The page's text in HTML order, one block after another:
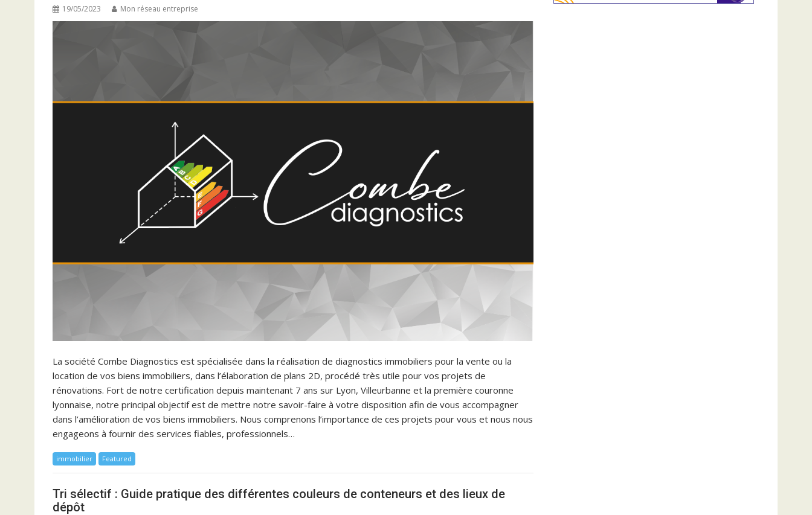
19/05/2023 Mon réseau entreprise
La société Combe Diagnostics est spécialisée dans la réalisation de diagnostics immobiliers pour la vente ou la
location de vos biens immobiliers, dans l’élaboration de plans 2D, procédé très utile pour vos projets de
rénovations. Fort de notre certification depuis maintenant 7 ans sur Lyon, Villeurbanne et la première couronne
lyonnaise, notre principal objectif est de mettre notre savoir-faire à votre disposition afin de vous accompagner
dans l’amélioration de vos biens immobiliers. Nous comprenons l’importance de ces projets pour vous et nous nous
engageons à fournir des services fiables, professionnels…
immobilier Featured
Tri sélectif : Guide pratique des différentes couleurs de conteneurs et des lieux de
dépôt